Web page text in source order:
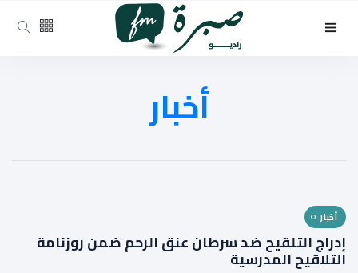
أخبار
أخبار
إدراج التلقيح ضد سرطان عنق الرحم ضمن روزنامة
التلاقيح المدرسية